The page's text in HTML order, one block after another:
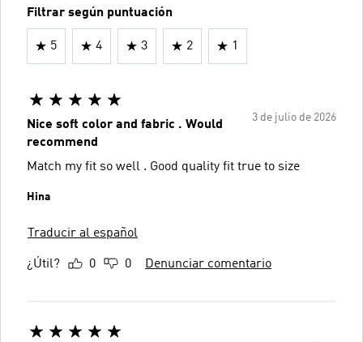
Filtrar según puntuación
5 4 3 2 1
3 de julio de 2026
Nice soft color and fabric . Would
recommend
Match my fit so well . Good quality fit true to size
Hina
Traducir al español
¿Útil? 0 0 Denunciar comentario